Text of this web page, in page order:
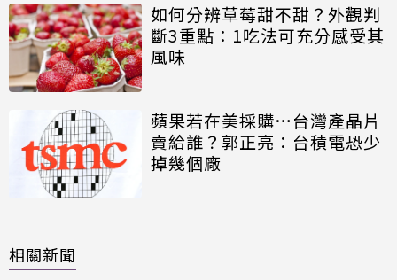
如何分辨草莓甜不甜？外觀判
斷3重點：1吃法可充分感受其
風味
蘋果若在美採購…台灣產晶片
賣給誰？郭正亮：台積電恐少
掉幾個廠
相關新聞